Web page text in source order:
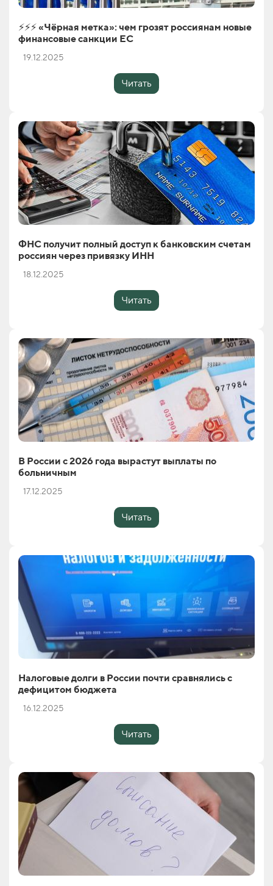
⚡️⚡️⚡️ «Чёрная метка»: чем грозят россиянам новые
финансовые санкции ЕС
19.12.2025
Читать
ФНС получит полный доступ к банковским счетам
россиян через привязку ИНН
18.12.2025
Читать
В России с 2026 года вырастут выплаты по
больничным
17.12.2025
Читать
Налоговые долги в России почти сравнялись с
дефицитом бюджета
16.12.2025
Читать